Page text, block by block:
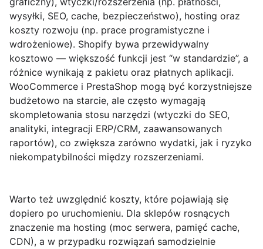
wysyłki, SEO, cache, bezpieczeństwo), hosting oraz
koszty rozwoju (np. prace programistyczne i
wdrożeniowe). Shopify bywa przewidywalny
kosztowo — większość funkcji jest “w standardzie”, a
różnice wynikają z pakietu oraz płatnych aplikacji.
WooCommerce i PrestaShop mogą być korzystniejsze
budżetowo na starcie, ale często wymagają
skompletowania stosu narzędzi (wtyczki do SEO,
analityki, integracji ERP/CRM, zaawansowanych
raportów), co zwiększa zarówno wydatki, jak i ryzyko
niekompatybilności między rozszerzeniami.
Warto też uwzględnić koszty, które pojawiają się
dopiero po uruchomieniu. Dla sklepów rosnących
znaczenie ma hosting (moc serwera, pamięć cache,
CDN), a w przypadku rozwiązań samodzielnie